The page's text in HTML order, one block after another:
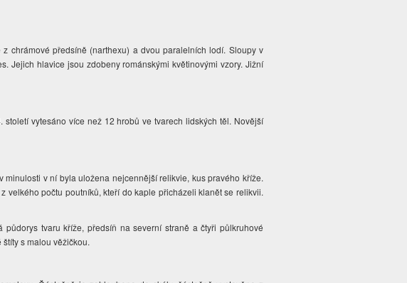
chrámové předsíně (narthexu) a dvou paralelních lodí. Sloupy v
Jejich hlavice jsou zdobeny románskými květinovými vzory. Jižní
vytesáno více než 12 hrobů ve tvarech lidských těl. Novější
v ní byla uložena nejcennější relikvie, kus pravého kříže.
velkého počtu poutníků, kteří do kaple přicházeli klanět se relikvii.
půdorys tvaru kříže, předsíň na severní straně a čtyři půlkruhové
s malou věžičkou.